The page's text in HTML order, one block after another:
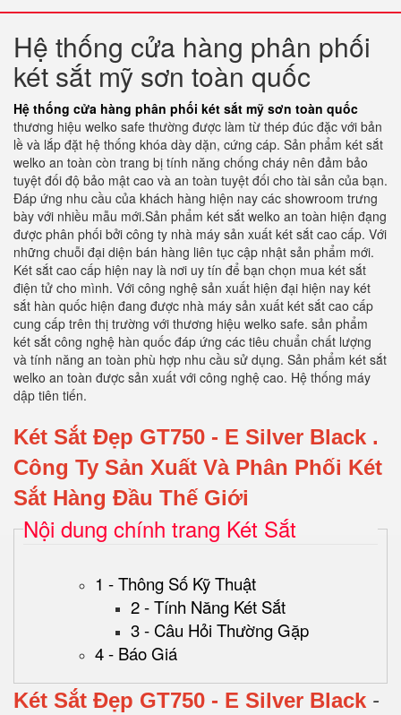
Hệ thống cửa hàng phân phối
két sắt mỹ sơn toàn quốc
Hệ thống cửa hàng phân phối két sắt mỹ sơn toàn quốc
thương hiệu welko safe thường được làm từ thép đúc đặc với bản
lề và lắp đặt hệ thống khóa dày dặn, cứng cáp. Sản phẩm két sắt
welko an toàn còn trang bị tính năng chống cháy nên đảm bảo
tuyệt đối độ bảo mật cao và an toàn tuyệt đối cho tài sản của bạn.
Đáp ứng nhu cầu của khách hàng hiện nay các showroom trưng
bày với nhiều mẫu mới.Sản phẩm két sắt welko an toàn hiện đạng
được phân phối bởi công ty nhà máy sản xuất két sắt cao cấp. Với
những chuỗi đại diện bán hàng liên tục cập nhật sản phẩm mới.
Két sắt cao cấp hiện nay là nơi uy tín để bạn chọn mua két sắt
điện tử cho mình. Với công nghệ sản xuất hiện đại hiện nay két
sắt hàn quốc hiện đang được nhà máy sản xuất két sắt cao cấp
cung cấp trên thị trường với thương hiệu welko safe. sản phẩm
két sắt công nghệ hàn quốc đáp ứng các tiêu chuẩn chất lượng
và tính năng an toàn phù hợp nhu cầu sử dụng. Sản phẩm két sắt
welko an toàn được sản xuất với công nghệ cao. Hệ thống máy
dập tiên tiến.
Két Sắt Đẹp GT750 - E Silver Black .
Công Ty Sản Xuất Và Phân Phối Két
Sắt Hàng Đầu Thế Giới
Nội dung chính trang Két Sắt
1 - Thông Số Kỹ Thuật
2 - Tính Năng Két Sắt
3 - Câu Hỏi Thường Gặp
4 - Báo Giá
Két Sắt Đẹp GT750 - E Silver Black -